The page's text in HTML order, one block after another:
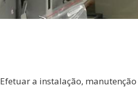
Efetuar a instalação,